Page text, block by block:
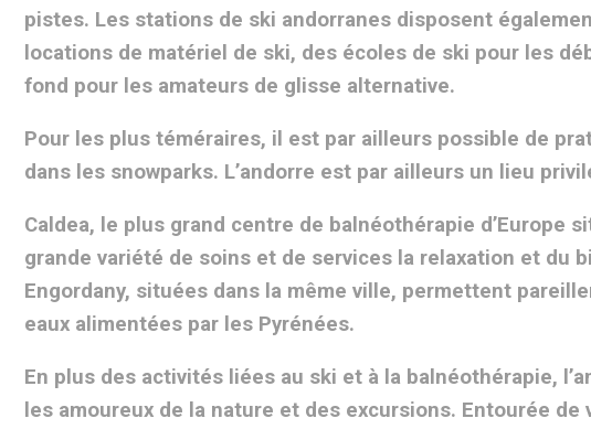
pistes. Les stations de ski andorranes disposent
locations de matériel de ski, des écoles de ski pour les
fond pour les amateurs de glisse alternative.
Pour les plus téméraires, il est par ailleurs possible de
dans les snowparks. L’andorre est par ailleurs un lieu
Caldea, le plus grand centre de balnéothérapie d’Europe
grande variété de soins et de services la relaxation et du
Engordany, situées dans la même ville, permettent
eaux alimentées par les Pyrénées.
En plus des activités liées au ski et à la balnéothérapie,
les amoureux de la nature et des excursions. Entourée